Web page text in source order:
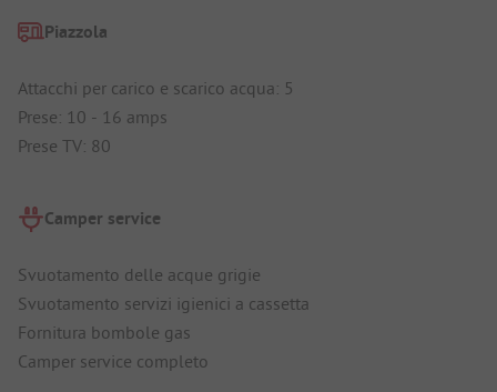
Piazzola
Attacchi per carico e scarico acqua: 5
Prese: 10 - 16 amps
Prese TV: 80
Camper service
Svuotamento delle acque grigie
Svuotamento servizi igienici a cassetta
Fornitura bombole gas
Camper service completo